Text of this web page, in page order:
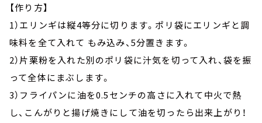
【作り方】
1）エリンギは縦4等分に切ります。ポリ袋にエリンギと調
味料を全て入れて もみ込み、5分置きます。
2）片栗粉を入れた別のポリ袋に汁気を切って入れ、袋を振
って全体にまぶします。
3）フライパンに油を0.5センチの高さに入れて中火で熱
し、こんがりと揚げ焼きにして油を切ったら出来上がり！